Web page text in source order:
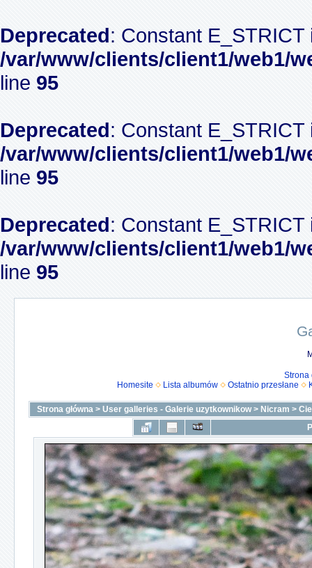
Deprecated: Constant
/var/www/clients/client1/web1/
line 95
Deprecated: Constant
/var/www/clients/client1/web1/
line 95
Deprecated: Constant
/var/www/clients/client1/web1/
line 95
Strona
Homesite
Lista albumów Ostatnio przesłane
Strona główna > User galleries - Galerie uzytkownikow> Nicram >